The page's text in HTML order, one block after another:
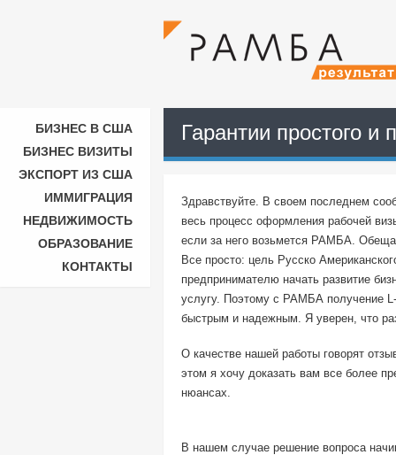
БИЗНЕС В США
БИЗНЕС ВИЗИТЫ
ЭКСПОРТ ИЗ США
ИММИГРАЦИЯ
НЕДВИЖИМОСТЬ
ОБРАЗОВАНИЕ
КОНТАКТЫ
Гарантии простого и
Здравствуйте. В своем последнем
весь процесс оформления рабочей
если за него возьмется РАМБА.
Все просто: цель Русско
предпринимателю начать развитие
услугу. Поэтому с РАМБА получение
быстрым и надежным. Я уверен, что
О качестве нашей работы говорят
этом я хочу доказать вам все более
нюансах.
В нашем случае решение вопроса